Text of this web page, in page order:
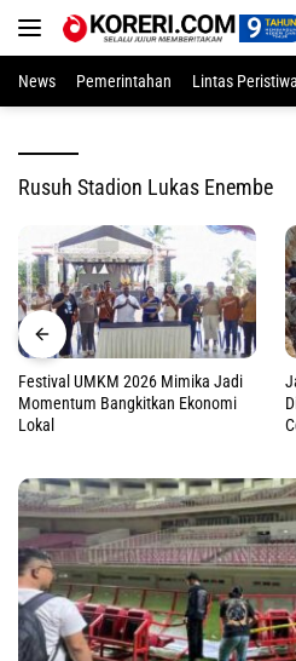
News
Pemerintahan Lintas Peristiwa
Rusuh Stadion Lukas Enembe
Festival UMKM 2026 Mimika Jadi
Momentum Bangkitkan Ekonomi
Lokal